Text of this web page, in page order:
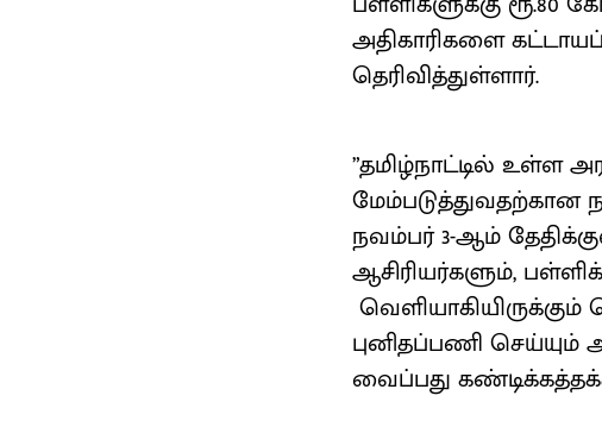
அதிகாரிகளை
தெரிவித்துள்ளார்.
”தமிழ்நாட்டில் உள்ள
மேம்படுத்துவதற்கான
நவம்பர் 3-ஆம்
ஆசிரியர்களும்,
புனிதப்பணி செய்யும்
வைப்பது